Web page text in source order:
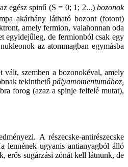
egész spinű (S = 0; 1; 2...)bozonok
akárhány látható bozont (fotont)
amely fermion, valahonnan oda
egyidejűleg, de fermionból csak egy
az atommagban egymásba
vált, szemben a bozonokéval, amely
tekinthető pályamomentumához,
forog (azaz a spinje felfelé mutat),
A részecske-antirészecske
lennének ugyanis antianyagból álló
erős sugárzási zónát kell látnunk, de